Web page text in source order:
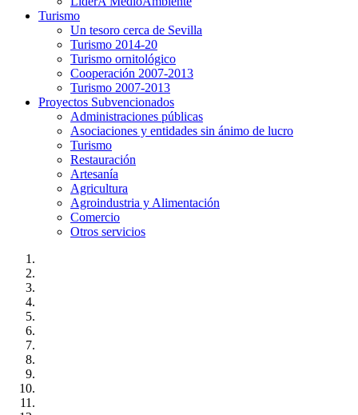
Turismo
Un tesoro cerca de Sevilla
Turismo 2014-20
Turismo ornitológico
Cooperación 2007-2013
Turismo 2007-2013
Proyectos Subvencionados
Administraciones públicas
Asociaciones y entidades sin ánimo de lucro
Turismo
Restauración
Artesanía
Agricultura
Agroindustria y Alimentación
Comercio
Otros servicios